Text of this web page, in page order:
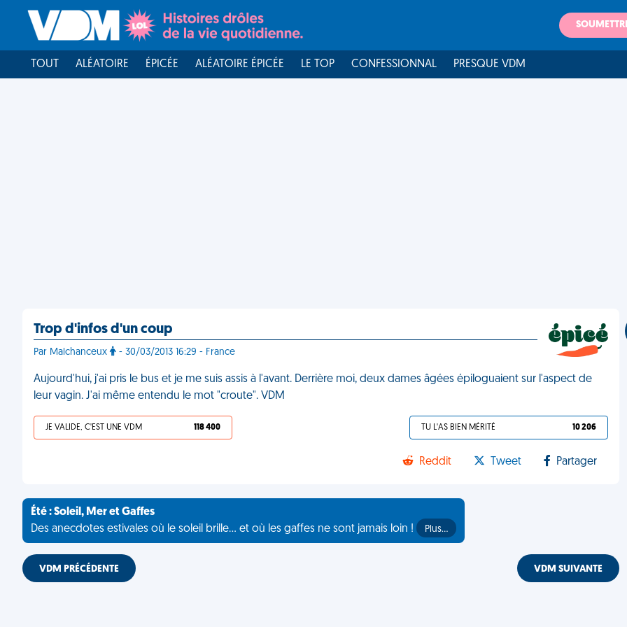
TOUT ALÉATOIRE ÉPICÉE ALÉATOIRE ÉPICÉE LE TOP CONFESSIONNAL PRESQUE VDM
Trop d'infos d'un coup
Par Malchanceux - 30/03/2013 16:29 - France
Aujourd'hui, j'ai pris le bus et je me suis assis à l'avant. Derrière moi, deux dames âgées épiloguaient sur l'aspect de
leur vagin. J'ai même entendu le mot "croute". VDM
JE VALIDE, C'EST UNE VDM 118 400 TU L'AS BIEN MÉRITÉ 10 206
Reddit Tweet Partager
Été : Soleil, Mer et Gaffes
Des anecdotes estivales où le soleil brille... et où les gaffes ne sont jamais loin !
Plus…
VDM PRÉCÉDENTE VDM SUIVANTE